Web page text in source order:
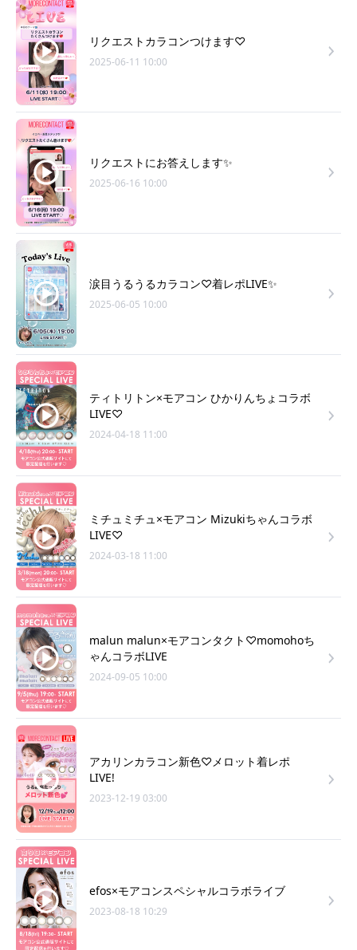
リクエストカラコンつけます♡
2025-06-11 10:00
リクエストにお答えします✨
2025-06-16 10:00
涙目うるうるカラコン♡着レポLIVE✨
2025-06-05 10:00
ティトリトン×モアコン ひかりんちょコラボ
LIVE♡
2024-04-18 11:00
ミチュミチュ×モアコン Mizukiちゃんコラボ
LIVE♡
2024-03-18 11:00
malun malun×モアコンタクト♡momohoち
ゃんコラボLIVE
2024-09-05 10:00
アカリンカラコン新色♡メロット着レポ
LIVE!
2023-12-19 03:00
efos×モアコンスペシャルコラボライブ
2023-08-18 10:29